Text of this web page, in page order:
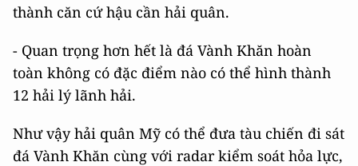
thành căn cứ hậu cần hải quân.
- Quan trọng hơn hết là đá Vành Khăn hoàn
toàn không có đặc điểm nào có thể hình thành
12 hải lý lãnh hải.
Như vậy hải quân Mỹ có thể đưa tàu chiến đi sát
đá Vành Khăn cùng với radar kiểm soát hỏa lực,